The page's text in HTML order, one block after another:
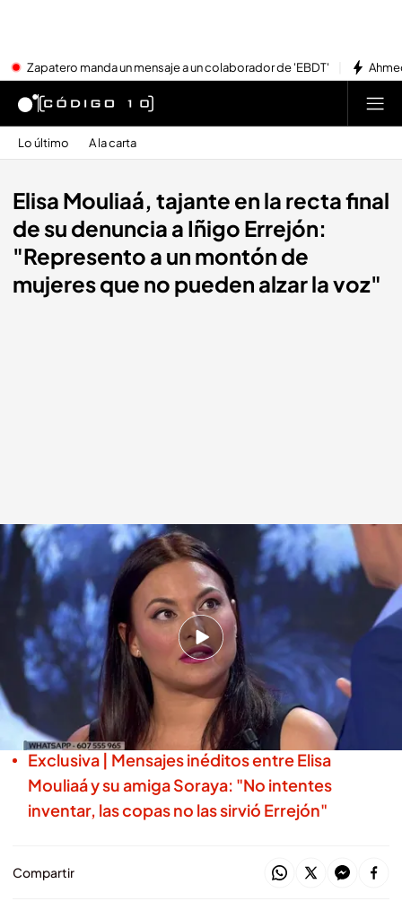
Zapatero manda un mensaje a un colaborador de 'EBDT'
Lo último A la carta
Elisa Mouliaá, tajante en la recta final
de su denuncia a Iñigo Errejón:
"Represento a un montón de
mujeres que no pueden alzar la voz"
Elisa Mouliaá habla de la recta final de su denuncia a Iñigo Errejón por
presunta agresión
cuatro.es
Miguel Salazar
Madrid, 29 OCT 2025 - 00:04h.
La investigación al cofundador de Podemos
encara su recta final: se determinará si Errejón
irá o no a juicio
Exclusiva | Mensajes inéditos entre Elisa
Mouliaá y su amiga Soraya: "No intentes
inventar, las copas no las sirvió Errejón"
Compartir